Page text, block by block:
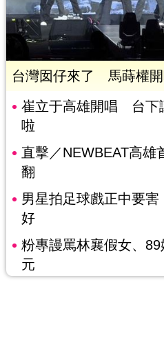
台灣囡仔來了 馬蒔權開
崔立于高雄開唱 台下
啦
直擊／NEWBEAT高
翻
男星拍足球戲正中要
好
粉專謾罵林襄假女、
元